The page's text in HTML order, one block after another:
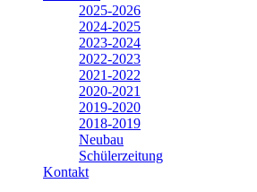
2025-2026
2024-2025
2023-2024
2022-2023
2021-2022
2020-2021
2019-2020
2018-2019
Neubau
Schülerzeitung
Kontakt